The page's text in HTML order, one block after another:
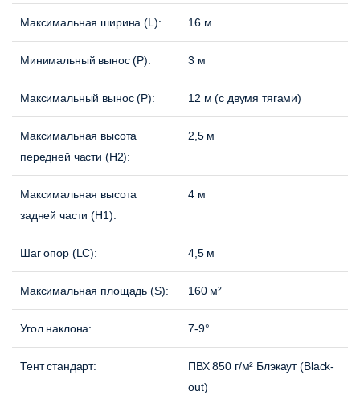
Максимальная ширина (L): 16 м
Минимальный вынос (P): 3 м
Максимальный вынос (P): 12 м (с двумя тягами)
Максимальная высота
передней части (H2):
2,5 м
Максимальная высота
задней части (H1):
4 м
Шаг опор (LC): 4,5 м
Максимальная площадь (S): 160 м²
Угол наклона: 7-9°
Тент стандарт:
ПВХ 850 г/м² Блэкаут (Black-
out)